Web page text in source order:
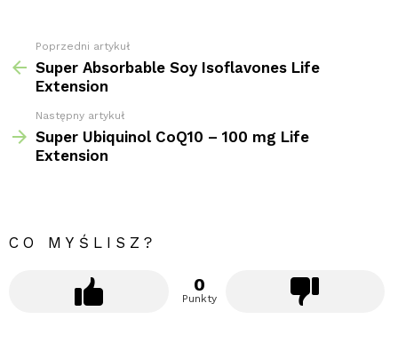
Zobacz
więcej
Poprzedni artykuł
Super Absorbable Soy Isoflavones Life
Extension
Następny artykuł
Super Ubiquinol CoQ10 – 100 mg Life
Extension
CO MYŚLISZ?
0
Punkty